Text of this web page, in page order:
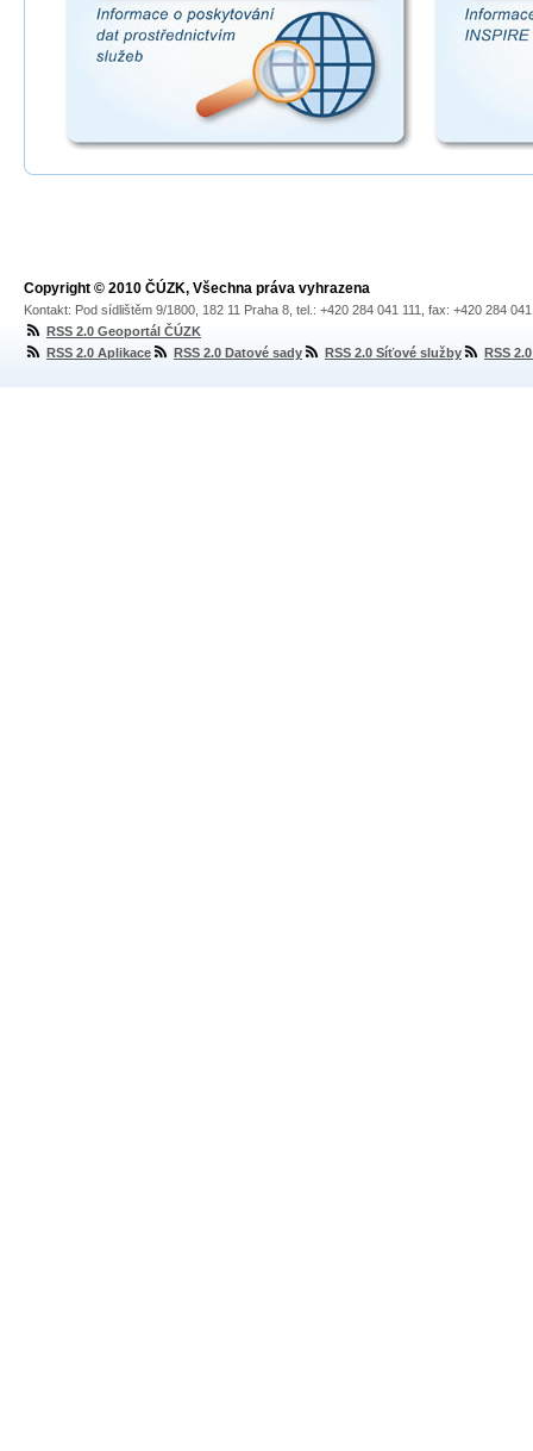
Copyright © 2010 ČÚZK, Všechna práva vyhrazena
Kontakt: Pod sídlištěm 9/1800, 182 11 Praha 8, tel.: +420 284 041 111, fax: +420 284
RSS 2.0 Geoportál ČÚZK
RSS 2.0 Aplikace
RSS 2.0 Datové sady RSS 2.0 Síťové služby RSS